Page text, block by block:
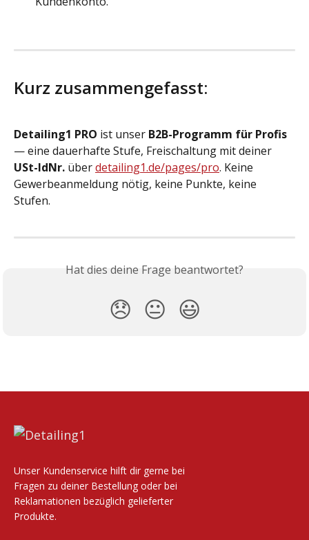
Kurz zusammengefasst:
Detailing1 PRO ist unser B2B-Programm für Profis
— eine dauerhafte Stufe, Freischaltung mit deiner
USt-IdNr. über detailing1.de/pages/pro. Keine
Gewerbeanmeldung nötig, keine Punkte, keine
Stufen.
Hat dies deine Frage beantwortet?
😞 😐 😃
Unser Kundenservice hilft dir gerne bei
Fragen zu deiner Bestellung oder bei
Reklamationen bezüglich gelieferter
Produkte.